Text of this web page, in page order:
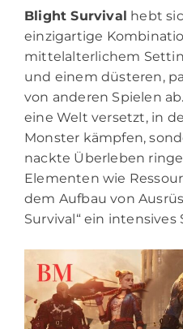
Blight Survival hebt
einzigartige
mittelalterlichem
und einem düsteren,
von anderen Spielen
eine Welt versetzt, in
Monster kämpfen,
nackte Überleben
Elementen wie
dem Aufbau von
Survival“ ein intensives